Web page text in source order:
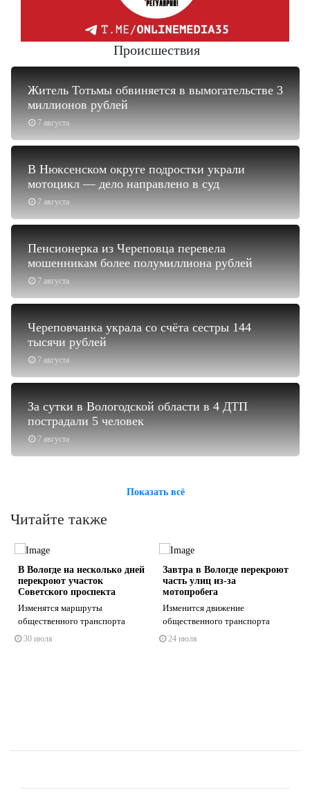
Происшествия
7 августа
Житель Тотьмы обвиняется в вымогательстве 3
миллионов рублей
7 августа
В Нюксенском округе подростки украли
мотоцикл — дело направлено в суд
7 августа
Пенсионерка из Череповца перевела
мошенникам более полумиллиона рублей
7 августа
Череповчанка украла со счёта сестры 144
тысячи рублей
7 августа
За сутки в Вологодской области в 4 ДТП
пострадали 5 человек
Показать всё
Читайте также
В Вологде на несколько дней
перекроют участок
Советского проспекта
Изменятся маршруты
общественного транспорта
30 июля
Завтра в Вологде перекроют
часть улиц из-за
мотопробега
Изменится движение
общественного транспорта
24 июля